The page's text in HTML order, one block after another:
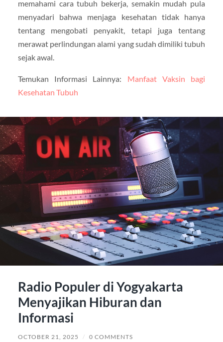
memahami cara tubuh bekerja, semakin mudah pula
menyadari bahwa menjaga kesehatan tidak hanya
tentang mengobati penyakit, tetapi juga tentang
merawat perlindungan alami yang sudah dimiliki tubuh
sejak awal.
Temukan Informasi Lainnya: Manfaat Vaksin bagi
Kesehatan Tubuh
Radio Populer di Yogyakarta
Menyajikan Hiburan dan
Informasi
OCTOBER 21, 2025 / 0 COMMENTS